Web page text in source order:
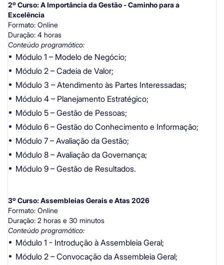
2º Curso: A Importância da Gestão - Caminho para a
Excelência
Formato: Online
Duração: 4 horas
Conteúdo programático:
Módulo 1 – Modelo de Negócio;
Módulo 2 – Cadeia de Valor;
Módulo 3 – Atendimento às Partes Interessadas;
Módulo 4 – Planejamento Estratégico;
Módulo 5 – Gestão de Pessoas;
Módulo 6 – Gestão do Conhecimento e Informação;
Módulo 7 – Avaliação da Gestão;
Módulo 8 – Avaliação da Governança;
Módulo 9 – Gestão de Resultados.
3º Curso: Assembleias Gerais e Atas 2026
Formato: Online
Duração: 2 horas e 30 minutos
Conteúdo programático:
Módulo 1 - Introdução à Assembleia Geral;
Módulo 2 – Convocação da Assembleia Geral;